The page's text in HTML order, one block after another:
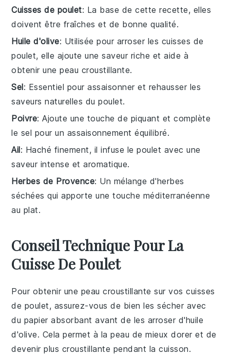
Cuisses de poulet: La base de cette recette, elles
doivent être fraîches et de bonne qualité.
Huile d'olive: Utilisée pour arroser les cuisses de
poulet, elle ajoute une saveur riche et aide à
obtenir une peau croustillante.
Sel: Essentiel pour assaisonner et rehausser les
saveurs naturelles du poulet.
Poivre: Ajoute une touche de piquant et complète
le sel pour un assaisonnement équilibré.
Ail: Haché finement, il infuse le poulet avec une
saveur intense et aromatique.
Herbes de Provence: Un mélange d'herbes
séchées qui apporte une touche méditerranéenne
au plat.
Conseil Technique Pour La
Cuisse De Poulet
Pour obtenir une peau croustillante sur voscuisses
de poulet, assurez-vous de bien les sécher avec
du papier absorbant avant de les arroser d'huile
d'olive. Cela permet à la peau de mieux dorer et de
devenir plus croustillante pendant la cuisson.